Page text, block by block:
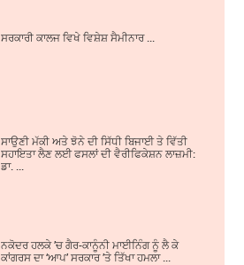
ਸਰਕਾਰੀ ਕਾਲਜ ਵਿਖੇ ਵਿਸ਼ੇਸ਼ ਸੈਮੀਨਾਰ ...
ਸਾਉਣੀ ਮੱਕੀ ਅਤੇ ਝੋਨੇ ਦੀ ਸਿੱਧੀ ਬਿਜਾਈ ਤੇ ਵਿੱਤੀ
ਸਹਾਇਤਾ ਲੈਣ ਲਈ ਫਸਲਾਂ ਦੀ ਵੈਰੀਫਿਕੇਸ਼ਨ ਲਾਜ਼ਮੀ:
ਡਾ. ...
ਨਕੋਦਰ ਹਲਕੇ ’ਚ ਗੈਰ-ਕਾਨੂੰਨੀ ਮਾਈਨਿੰਗ ਨੂੰ ਲੈ ਕੇ
ਕਾਂਗਰਸ ਦਾ ‘ਆਪ’ ਸਰਕਾਰ ’ਤੇ ਤਿੱਖਾ ਹਮਲਾ ...